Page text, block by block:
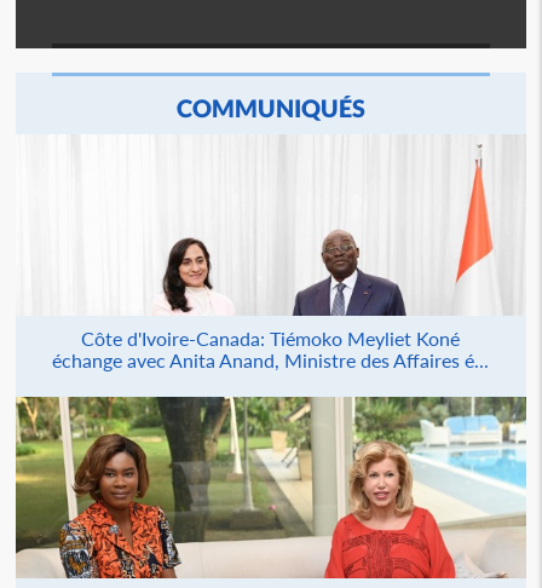
COMMUNIQUÉS
Côte d'Ivoire-Canada: Tiémoko Meyliet Koné
échange avec Anita Anand, Ministre des Affaires é...